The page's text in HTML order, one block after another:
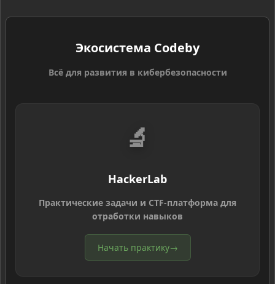
Экосистема Codeby
Всё для развития в кибербезопасности
🔬
HackerLab
Практические задачи и CTF-платформа для
отработки навыков
Начать практику→